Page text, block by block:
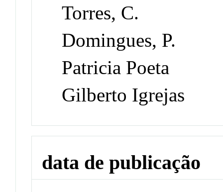
Torres, C.
Domingues, P.
Patricia Poeta
Gilberto Igrejas
data de publicação